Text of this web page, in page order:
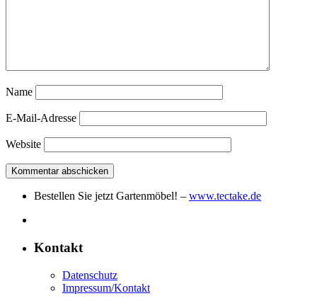
Name
E-Mail-Adresse
Website
Bestellen Sie jetzt Gartenmöbel! – www.tectake.de
Kontakt
Datenschutz
Impressum/Kontakt